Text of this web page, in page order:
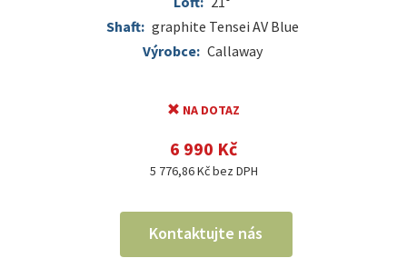
Shaft: graphite Tensei AV Blue
Výrobce: Callaway
NA DOTAZ
6 990 Kč
5 776,86 Kč bez DPH
Kontaktujte nás